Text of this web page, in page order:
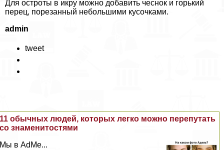
Для остроты в икру можно добавить чеснок и горький
перец, порезанный небольшими кусочками.
admin
tweet
11 обычных людей, которых легко можно перепутать
со знаменитостями
Мы в AdMe...